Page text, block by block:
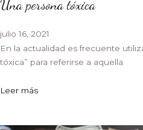
Una persona tóxica
julio 16, 2021
En la actualidad es frecuente
tóxica” para referirse a aquella
Leer más